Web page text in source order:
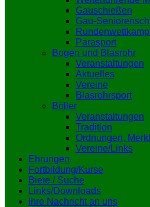
Gauschießen
Gau-
Parasport
Bogen und Blasrohr
Veranstaltungen
Aktuelles
Vereine
Blasrohrsport
Böller
Veranstaltungen
Tradition
Ordnungen,
Vereine/Links
Ehrungen
Fortbildung/Kurse
Biete / Suche
Links/Downloads
Ihre Nachricht an uns